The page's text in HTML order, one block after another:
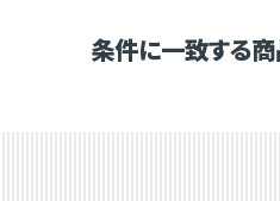
条件に一致する商